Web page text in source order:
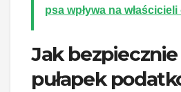
psa wpływa na
Jak
pułapek